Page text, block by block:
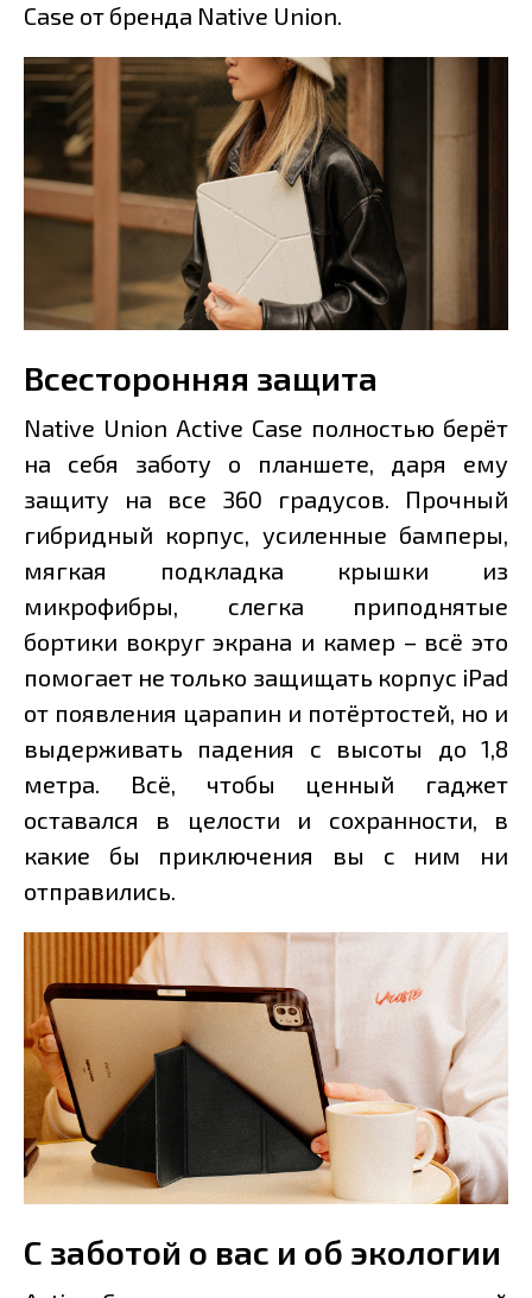
Case от бренда Native Union.
Всесторонняя защита
Native Union Active Case полностью берёт
на себя заботу о планшете, даря ему
защиту на все 360 градусов. Прочный
гибридный корпус, усиленные бамперы,
мягкая подкладка крышки из
микрофибры, слегка приподнятые
бортики вокруг экрана и камер – всё это
помогает не только защищать корпус iPad
от появления царапин и потёртостей, но и
выдерживать падения с высоты до 1,8
метра. Всё, чтобы ценный гаджет
оставался в целости и сохранности, в
какие бы приключения вы с ним ни
отправились.
С заботой о вас и об экологии